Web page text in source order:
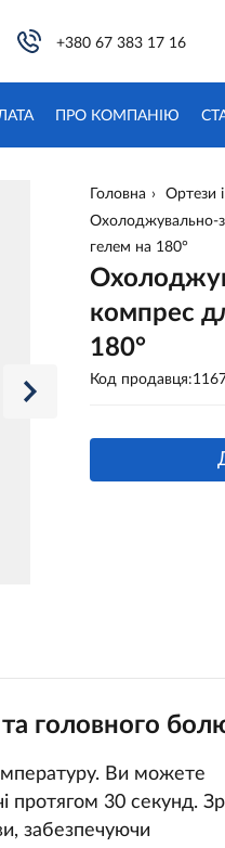
+380 67 383 17 16
ПРО КОМПАНІЮ
Головна
Ортези
Охолоджувально-
гелем на 180°
компрес
180°
Код
головного
Ви можете
протягом 30 секунд.
забезпечуючи